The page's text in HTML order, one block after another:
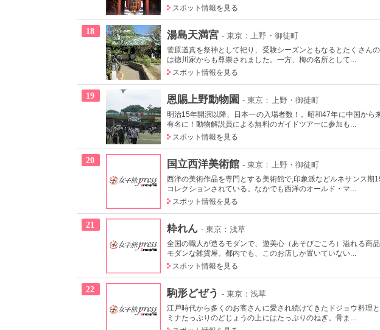
スポット情報を見る
18 湯島天満宮 - 東京：上野・御徒町
菅原道真を祭神として祀り、受験シーズンともなるとたくさん
は徳川家からも尊崇されました。一方、梅の名所として...
スポット情報を見る
19 恩賜上野動物園 - 東京：上野・御徒町
明治15年開演以降、日本一の入場者数！。昭和47年に中国から
有名に！動物解説員による無料のガイドツアーに参加も...
スポット情報を見る
20 国立西洋美術館 - 東京：上野・御徒町
西洋の美術作品を専門とする美術館で,印象派などルネサンス期
コレクションされている。なかでも西洋のオールド・マ...
スポット情報を見る
21 粋れん - 東京：浅草
全国の職人が造るモダンで、遊美心（あそびごころ）溢れる商
モダンな雑貨屋。都内でも、このお店しか置いていない...
スポット情報を見る
22 駒形どぜう - 東京：浅草
江戸時代から多くのお客さんに愛され続けてきたドジョウ料理
ミナたっぷりのどじょうの上にはたっぷりのねぎ。骨ま...